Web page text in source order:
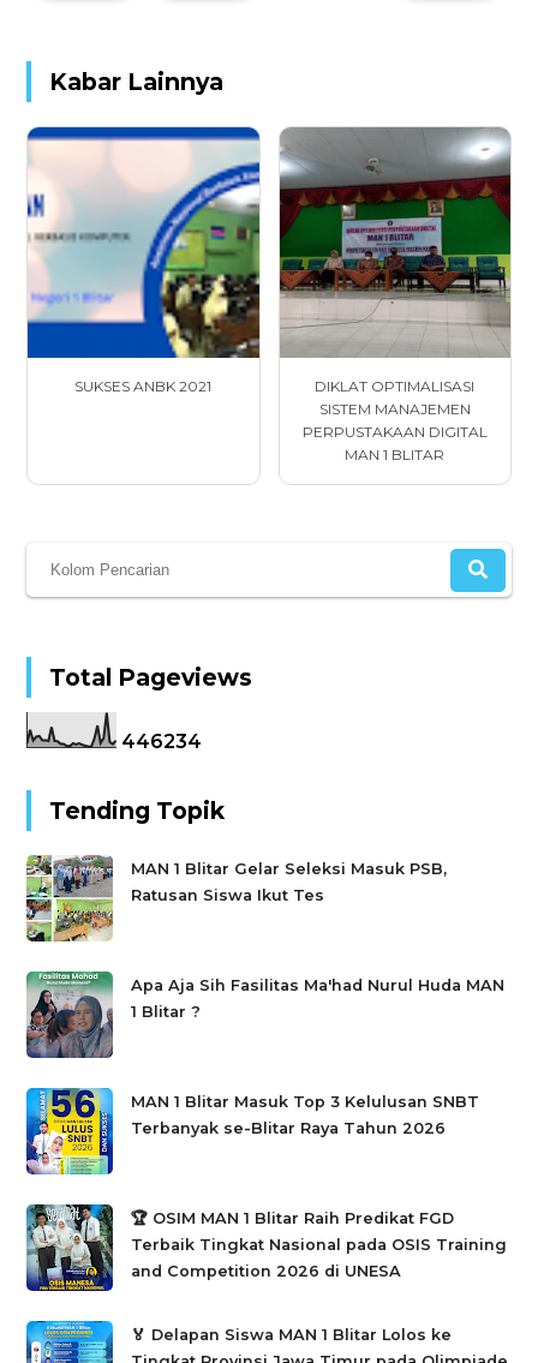
Kabar Lainnya
SUKSES ANBK 2021
DIKLAT OPTIMALISASI
SISTEM MANAJEMEN
PERPUSTAKAAN DIGITAL
MAN 1 BLITAR
Total Pageviews
446234
Tending Topik
MAN 1 Blitar Gelar Seleksi Masuk PSB,
Ratusan Siswa Ikut Tes
Apa Aja Sih Fasilitas Ma'had Nurul Huda MAN
1 Blitar ?
MAN 1 Blitar Masuk Top 3 Kelulusan SNBT
Terbanyak se-Blitar Raya Tahun 2026
🏆 OSIM MAN 1 Blitar Raih Predikat FGD
Terbaik Tingkat Nasional pada OSIS Training
and Competition 2026 di UNESA
🏅 Delapan Siswa MAN 1 Blitar Lolos ke